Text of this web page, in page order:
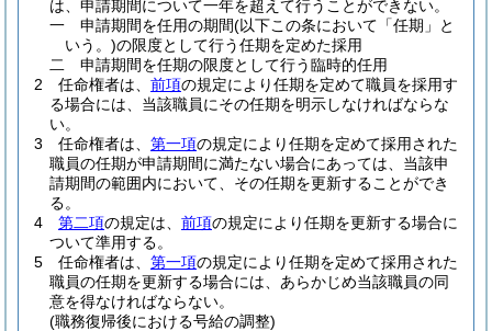
は、申請期間について一年を超えて行うことができない。
一
申請期間を任用の期間(以下この条において「任期」と
いう。)の限度として行う任期を定めた採用
二
申請期間を任期の限度として行う臨時的任用
2
任命権者は、 前項の規定により任期を定めて職員を採用す
る場合には、当該職員にその任期を明示しなければならな
い。
3
任命権者は、 第一項の規定により任期を定めて採用された
職員の任期が申請期間に満たない場合にあっては、当該申
請期間の範囲内において、その任期を更新することができ
る。
4
第二項の規定は、 前項の規定により任期を更新する場合に
ついて準用する。
5
任命権者は、 第一項の規定により任期を定めて採用された
職員の任期を更新する場合には、あらかじめ当該職員の同
意を得なければならない。
(職務復帰後における号給の調整)